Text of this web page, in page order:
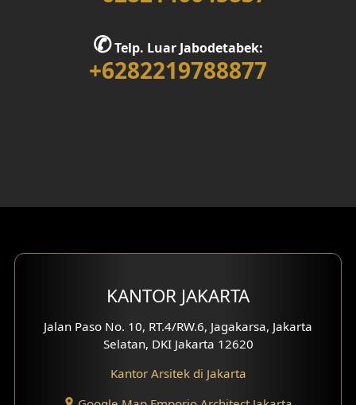
Desain Rumah 2 Lantai
Eksterior Tampak Samping
Desain Eksterior Villa
Desain Eksterior Ruko
✆Telp. Luar Jabodetabek:
+6282219788877
KANTOR JAKARTA
Jalan Paso No. 10, RT.4/RW.6, Jagakarsa, Jakarta
Selatan, DKI Jakarta 12620
Kantor Arsitek di Jakarta